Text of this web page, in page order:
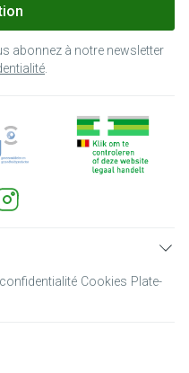
abonnez à notre newsletter
Cookies Plate-